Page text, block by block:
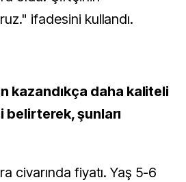
ifadesini kullandı.
kazandıkça daha kaliteli
şunları
civarında fiyatı. Yaş 5-6